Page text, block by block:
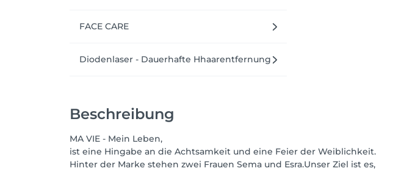
FACE CARE
Diodenlaser - Dauerhafte Hhaarentfernung
Beschreibung
MA VIE - Mein Leben,
ist eine Hingabe an die Achtsamkeit und eine Feier der Weiblichkeit.
Hinter der Marke stehen zwei Frauen Sema und Esra.Unser Ziel ist es,